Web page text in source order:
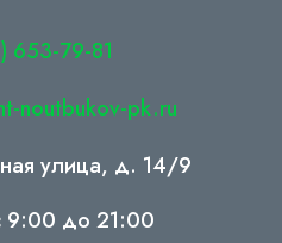
653-79-81
noutbukov-pk.ru
улица, д. 14/9
9:00 до 21:00